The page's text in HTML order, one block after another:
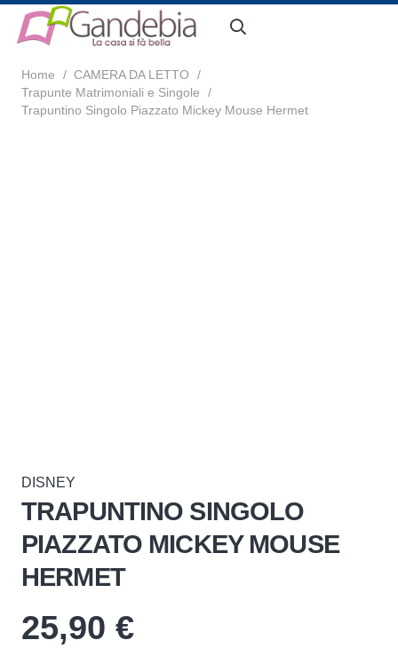
Home / CAMERA DA LETTO
/
Trapunte Matrimoniali e Singole
/
Trapuntino Singolo Piazzato Mickey Mouse Hermet
DISNEY
TRAPUNTINO SINGOLO
PIAZZATO MICKEY MOUSE
HERMET
25,90 €